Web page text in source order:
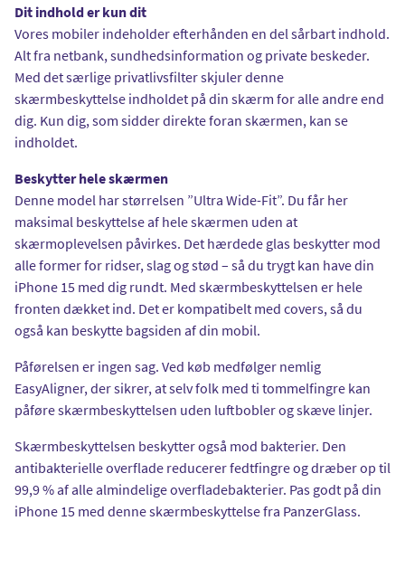
Dit indhold er kun dit
Vores mobiler indeholder efterhånden en del sårbart indhold.
Alt fra netbank, sundhedsinformation og private beskeder.
Med det særlige privatlivsfilter skjuler denne
skærmbeskyttelse indholdet på din skærm for alle andre end
dig. Kun dig, som sidder direkte foran skærmen, kan se
indholdet.
Beskytter hele skærmen
Denne model har størrelsen ”Ultra Wide-Fit”. Du får her
maksimal beskyttelse af hele skærmen uden at
skærmoplevelsen påvirkes. Det hærdede glas beskytter mod
alle former for ridser, slag og stød – så du trygt kan have din
iPhone 15 med dig rundt. Med skærmbeskyttelsen er hele
fronten dækket ind. Det er kompatibelt med covers, så du
også kan beskytte bagsiden af din mobil.
Påførelsen er ingen sag. Ved køb medfølger nemlig
EasyAligner, der sikrer, at selv folk med ti tommelfingre kan
påføre skærmbeskyttelsen uden luftbobler og skæve linjer.
Skærmbeskyttelsen beskytter også mod bakterier. Den
antibakterielle overflade reducerer fedtfingre og dræber op til
99,9 % af alle almindelige overfladebakterier. Pas godt på din
iPhone 15 med denne skærmbeskyttelse fra PanzerGlass.